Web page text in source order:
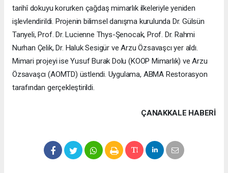
tarihî dokuyu korurken çağdaş mimarlık ilkeleriyle yeniden
işlevlendirildi. Projenin bilimsel danışma kurulunda Dr. Gülsün
Tanyeli, Prof. Dr. Lucienne Thys-Şenocak, Prof. Dr. Rahmi
Nurhan Çelik, Dr. Haluk Sesigür ve Arzu Özsavaşcı yer aldı.
Mimari projeyi ise Yusuf Burak Dolu (KOOP Mimarlık) ve Arzu
Özsavaşcı (AOMTD) üstlendi. Uygulama, ABMA Restorasyon
tarafından gerçekleştirildi.
ÇANAKKALE HABERİ